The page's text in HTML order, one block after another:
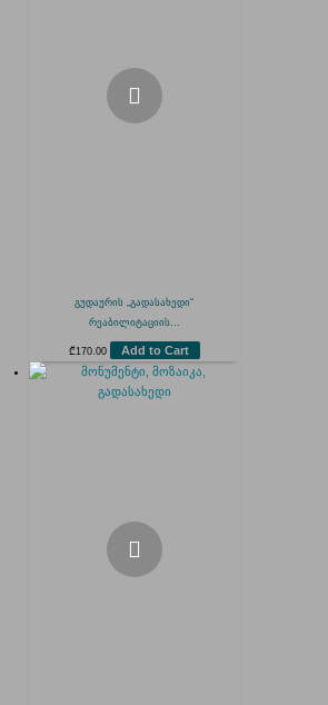
გუდაურის „გადასახედი“
რეაბილიტაციის...
₾170.00 Add to Cart